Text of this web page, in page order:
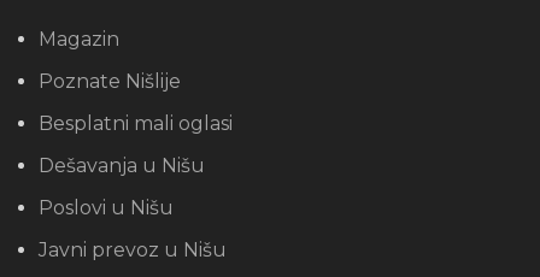
Magazin
Poznate Nišlije
Besplatni mali oglasi
Dešavanja u Nišu
Poslovi u Nišu
Javni prevoz u Nišu